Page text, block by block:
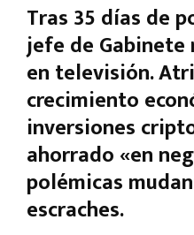
Tras 35 días de
jefe de
en televisión.
crecimiento
inversiones
ahorrado «en
polémicas
escraches.